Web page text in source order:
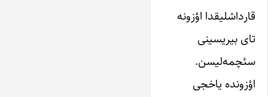
قارداشلیقدا اؤزونه‌
تای بیریسینی‌
سئچمه‌لیسن.
اؤزونده‌ یاخجی‌